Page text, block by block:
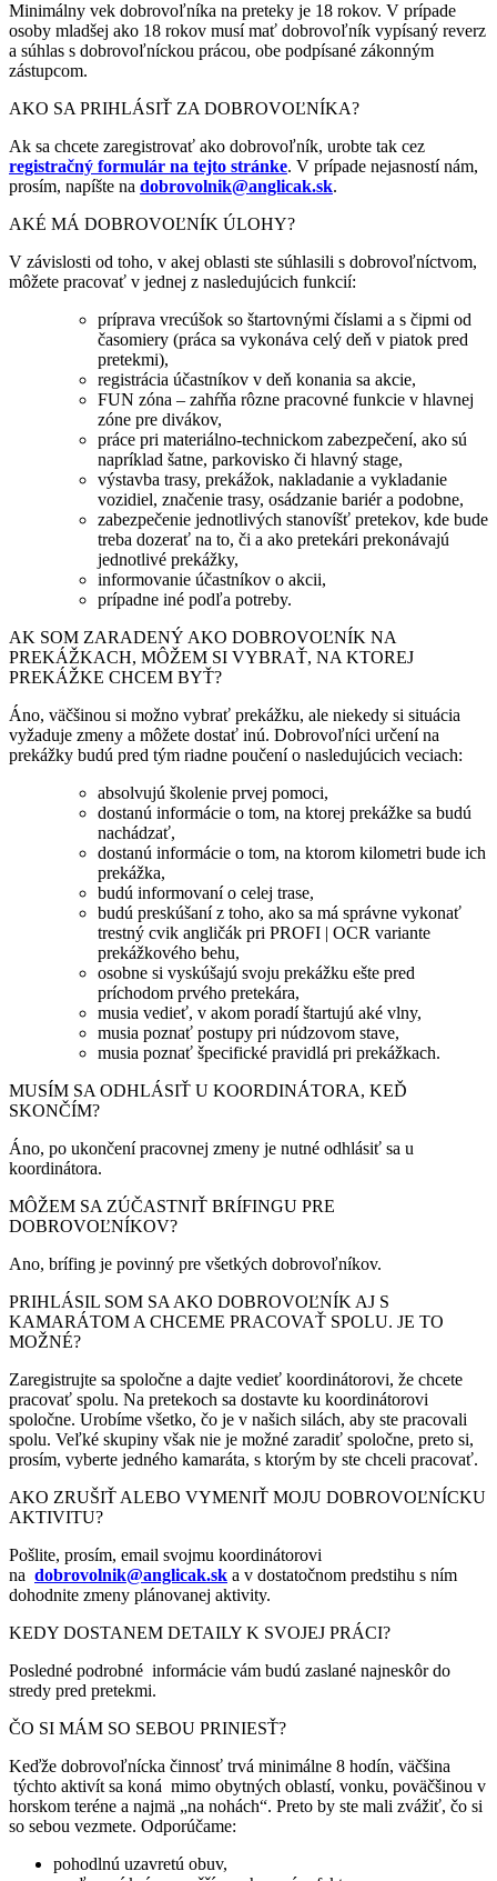
Minimálny vek dobrovoľníka na preteky je 18 rokov. V prípade
osoby mladšej ako 18 rokov musí mať dobrovoľník vypísaný reverz
a súhlas s dobrovoľníckou prácou, obe podpísané zákonným
zástupcom.
AKO SA PRIHLÁSIŤ ZA DOBROVOĽNÍKA?
Ak sa chcete zaregistrovať ako dobrovoľník, urobte tak cez
registračný formulár na tejto stránke. V prípade nejasností nám,
prosím, napíšte na dobrovolnik@anglicak.sk.
AKÉ MÁ DOBROVOĽNÍK ÚLOHY?
V závislosti od toho, v akej oblasti ste súhlasili s dobrovoľníctvom,
môžete pracovať v jednej z nasledujúcich funkcií:
príprava vrecúšok so štartovnými číslami a s čipmi od
časomiery (práca sa vykonáva celý deň v piatok pred
pretekmi),
registrácia účastníkov v deň konania sa akcie,
FUN zóna – zahŕňa rôzne pracovné funkcie v hlavnej
zóne pre divákov,
práce pri materiálno-technickom zabezpečení, ako sú
napríklad šatne, parkovisko či hlavný stage,
výstavba trasy, prekážok, nakladanie a vykladanie
vozidiel, značenie trasy, osádzanie bariér a podobne,
zabezpečenie jednotlivých stanovíšť pretekov, kde bude
treba dozerať na to, či a ako pretekári prekonávajú
jednotlivé prekážky,
informovanie účastníkov o akcii,
prípadne iné podľa potreby.
AK SOM ZARADENÝ AKO DOBROVOĽNÍK NA
PREKÁŽKACH, MÔŽEM SI VYBRAŤ, NA KTOREJ
PREKÁŽKE CHCEM BYŤ?
Áno, väčšinou si možno vybrať prekážku, ale niekedy si situácia
vyžaduje zmeny a môžete dostať inú. Dobrovoľníci určení na
prekážky budú pred tým riadne poučení o nasledujúcich veciach:
absolvujú školenie prvej pomoci,
dostanú informácie o tom, na ktorej prekážke sa budú
nachádzať,
dostanú informácie o tom, na ktorom kilometri bude ich
prekážka,
budú informovaní o celej trase,
budú preskúšaní z toho, ako sa má správne vykonať
trestný cvik angličák pri PROFI | OCR variante
prekážkového behu,
osobne si vyskúšajú svoju prekážku ešte pred
príchodom prvého pretekára,
musia vedieť, v akom poradí štartujú aké vlny,
musia poznať postupy pri núdzovom stave,
musia poznať špecifické pravidlá pri prekážkach.
MUSÍM SA ODHLÁSIŤ U KOORDINÁTORA, KEĎ
SKONČÍM?
Áno, po ukončení pracovnej zmeny je nutné odhlásiť sa u
koordinátora.
MÔŽEM SA ZÚČASTNIŤ BRÍFINGU PRE
DOBROVOĽNÍKOV?
Ano, brífing je povinný pre všetkých dobrovoľníkov.
PRIHLÁSIL SOM SA AKO DOBROVOĽNÍK AJ S
KAMARÁTOM A CHCEME PRACOVAŤ SPOLU. JE TO
MOŽNÉ?
Zaregistrujte sa spoločne a dajte vedieť koordinátorovi, že chcete
pracovať spolu. Na pretekoch sa dostavte ku koordinátorovi
spoločne. Urobíme všetko, čo je v našich silách, aby ste pracovali
spolu. Veľké skupiny však nie je možné zaradiť spoločne, preto si,
prosím, vyberte jedného kamaráta, s ktorým by ste chceli pracovať.
AKO ZRUŠIŤ ALEBO VYMENIŤ MOJU DOBROVOĽNÍCKU
AKTIVITU?
Pošlite, prosím, email svojmu koordinátorovi
na dobrovolnik@anglicak.sk a v dostatočnom predstihu s ním
dohodnite zmeny plánovanej aktivity.
KEDY DOSTANEM DETAILY K SVOJEJ PRÁCI?
Posledné podrobné informácie vám budú zaslané najneskôr do
stredy pred pretekmi.
ČO SI MÁM SO SEBOU PRINIESŤ?
Keďže dobrovoľnícka činnosť trvá minimálne 8 hodín, väčšina
týchto aktivít sa koná mimo obytných oblastí, vonku, poväčšinou v
horskom teréne a najmä „na nohách“. Preto by ste mali zvážiť, čo si
so sebou vezmete. Odporúčame:
pohodlnú uzavretú obuv,